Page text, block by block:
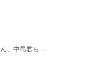
、中島君ら ...